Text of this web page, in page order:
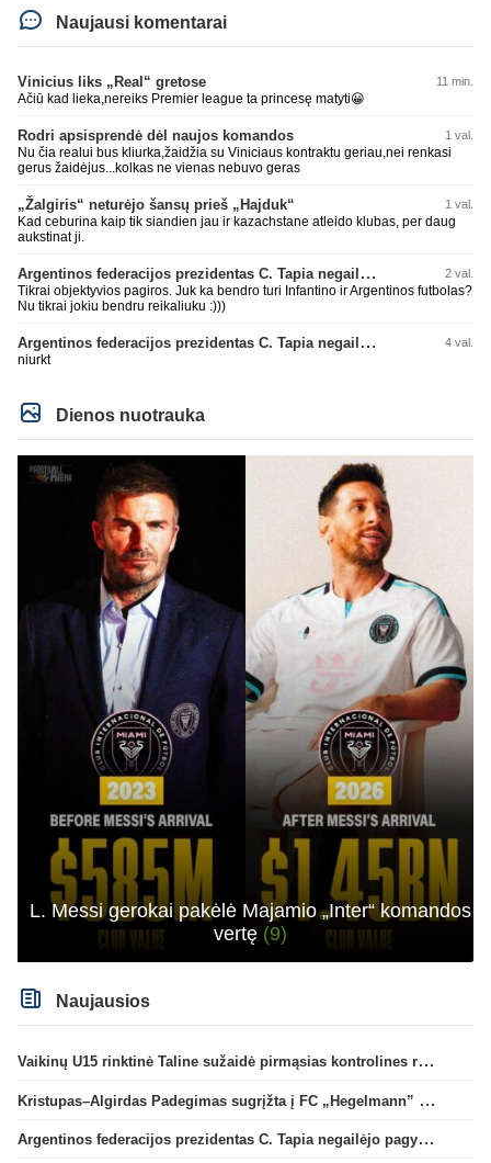
Naujausi komentarai
Vinicius liks „Real“ gretose 11 min.
Ačiū kad lieka,nereiks Premier league ta princesę matyti😀
Rodri apsisprendė dėl naujos komandos 1 val.
Nu čia realui bus kliurka,žaidžia su Viniciaus kontraktu geriau,nei renkasi
gerus žaidėjus...kolkas ne vienas nebuvo geras
„Žalgiris“ neturėjo šansų prieš „Hajduk“ 1 val.
Kad ceburina kaip tik siandien jau ir kazachstane atleido klubas, per daug
aukstinat ji.
Argentinos federacijos prezidentas C. Tapia negailėjo pagyrų G. Infantino 2 val.
Tikrai objektyvios pagiros. Juk ka bendro turi Infantino ir Argentinos futbolas?
Nu tikrai jokiu bendru reikaliuku :)))
Argentinos federacijos prezidentas C. Tapia negailėjo pagyrų G. Infantino 4 val.
niurkt
Dienos nuotrauka
L. Messi gerokai pakėlė Majamio „Inter“ komandos
vertę (9)
Naujausios
Vaikinų U15 rinktinė Taline sužaidė pirmąsias kontrolines rungtynes
Kristupas–Algirdas Padegimas sugrįžta į FC „Hegelmann” B sudėtį
Argentinos federacijos prezidentas C. Tapia negailėjo pagyrų G. Infantino